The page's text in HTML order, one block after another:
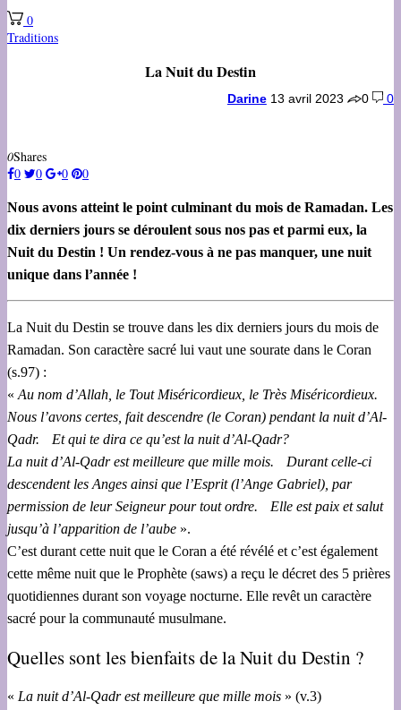
0
Traditions
La Nuit du Destin
Darine 13 avril 2023 0 0
0Shares
0
0 0 0
Nous avons atteint le point culminant du mois de Ramadan. Les
dix derniers jours se déroulent sous nos pas et parmi eux, la
Nuit du Destin ! Un rendez-vous à ne pas manquer, une nuit
unique dans l’année !
La Nuit du Destin se trouve dans les dix derniers jours du mois de
Ramadan. Son caractère sacré lui vaut une sourate dans le Coran
(s.97) :
« Au nom d’Allah, le Tout Miséricordieux, le Très Miséricordieux.
Nous l’avons certes, fait descendre (le Coran) pendant la nuit d’Al-
Qadr. Et qui te dira ce qu’est la nuit d’Al-Qadr?
La nuit d’Al-Qadr est meilleure que mille mois. Durant celle-ci
descendent les Anges ainsi que l’Esprit (l’Ange Gabriel), par
permission de leur Seigneur pour tout ordre. Elle est paix et salut
jusqu’à l’apparition de l’aube ».
C’est durant cette nuit que le Coran a été révélé et c’est également
cette même nuit que le Prophète (saws) a reçu le décret des 5 prières
quotidiennes durant son voyage nocturne. Elle revêt un caractère
sacré pour la communauté musulmane.
Quelles sont les bienfaits de la Nuit du Destin ?
« La nuit d’Al-Qadr est meilleure que mille mois » (v.3)